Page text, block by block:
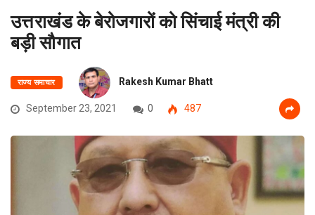
उत्तराखंड के बेरोजगारों को सिंचाई मंत्री की
बड़ी सौगात
राज्य समाचार Rakesh Kumar Bhatt
September 23, 2021 0 487